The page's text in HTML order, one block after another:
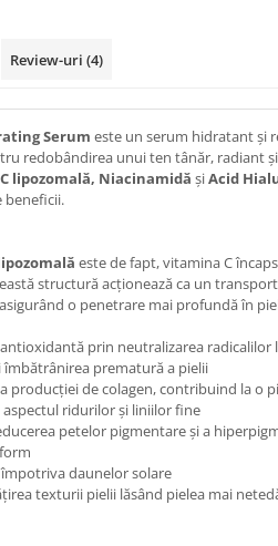
Review-uri (4)
Serum este un serum hidratant și
redobândirea unui ten tânăr, radiant
lipozomală, Niacinamidă șiAcid
beneficii.
pozomală este de fapt, vitamina C
structură acționează ca un
o penetrare mai profundă în
prin neutralizarea
îmbătrânirea prematură a pielii
producției de colagen, contribuind la o
aspectul ridurilor și liniilor fine
petelor pigmentare și a
daunelor solare
texturii pielii lăsând pielea mai